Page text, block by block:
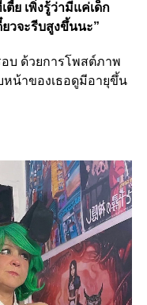
ย เพิ่งรู้ว่ามีแค่เด็ก
ยวจะรีบสูงขึ้นนะ”
บ ด้วยการโพสต์ภาพ
หน้าของเธอดูมีอายุขึ้น